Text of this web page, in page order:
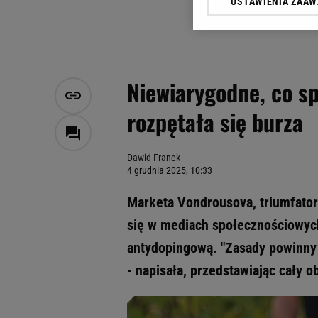
Niewiarygodne, co
rozpętała się burza
Dawid Franek
4 grudnia 2025, 10:33
Marketa Vondrousova,
się w mediach
antydopingową. "Zasady
- napisała, przedstawiając cały
Klikając „Akceptuję”
Zaufanych Partnerów i
My, nasi Zaufani
Użycie dokładnych
Przechowywanie
badnie odbiorców i